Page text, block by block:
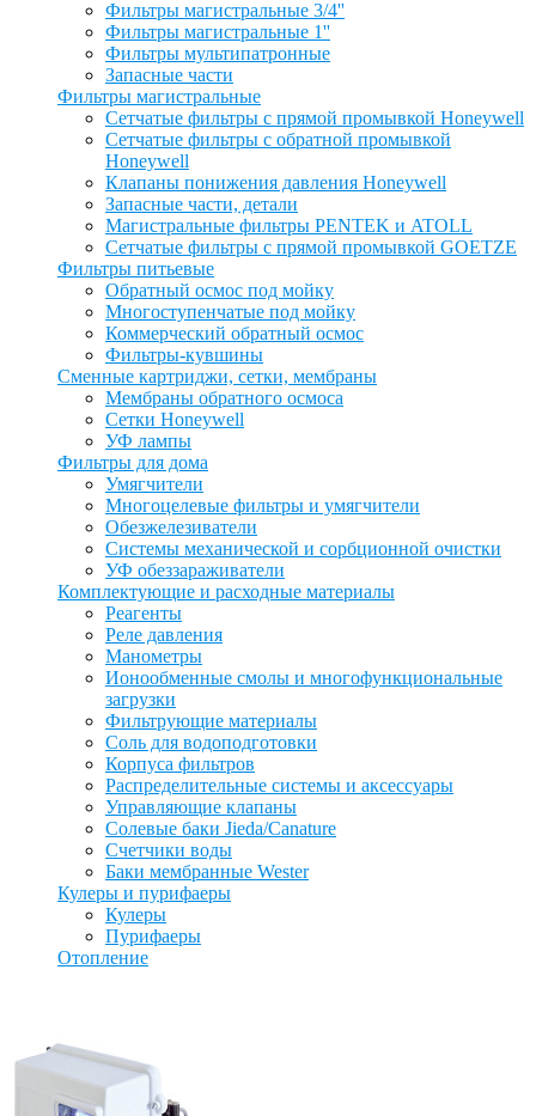
Фильтры магистральные 3/4''
Фильтры магистральные 1''
Фильтры мультипатронные
Запасные части
Фильтры магистральные
Сетчатые фильтры с прямой промывкой Honeywell
Сетчатые фильтры с обратной промывкой
Honeywell
Клапаны понижения давления Honeywell
Запасные части, детали
Магистральные фильтры PENTEK и ATOLL
Сетчатые фильтры с прямой промывкой GOETZE
Фильтры питьевые
Обратный осмос под мойку
Многоступенчатые под мойку
Коммерческий обратный осмос
Фильтры-кувшины
Сменные картриджи, сетки, мембраны
Мембраны обратного осмоса
Сетки Honeywell
УФ лампы
Фильтры для дома
Умягчители
Многоцелевые фильтры и умягчители
Обезжелезиватели
Системы механической и сорбционной очистки
УФ обеззараживатели
Комплектующие и расходные материалы
Реагенты
Реле давления
Манометры
Ионообменные смолы и многофункциональные
загрузки
Фильтрующие материалы
Соль для водоподготовки
Корпуса фильтров
Распределительные системы и аксессуары
Управляющие клапаны
Солевые баки Jieda/Canature
Счетчики воды
Баки мембранные Wester
Кулеры и пурифаеры
Кулеры
Пурифаеры
Отопление